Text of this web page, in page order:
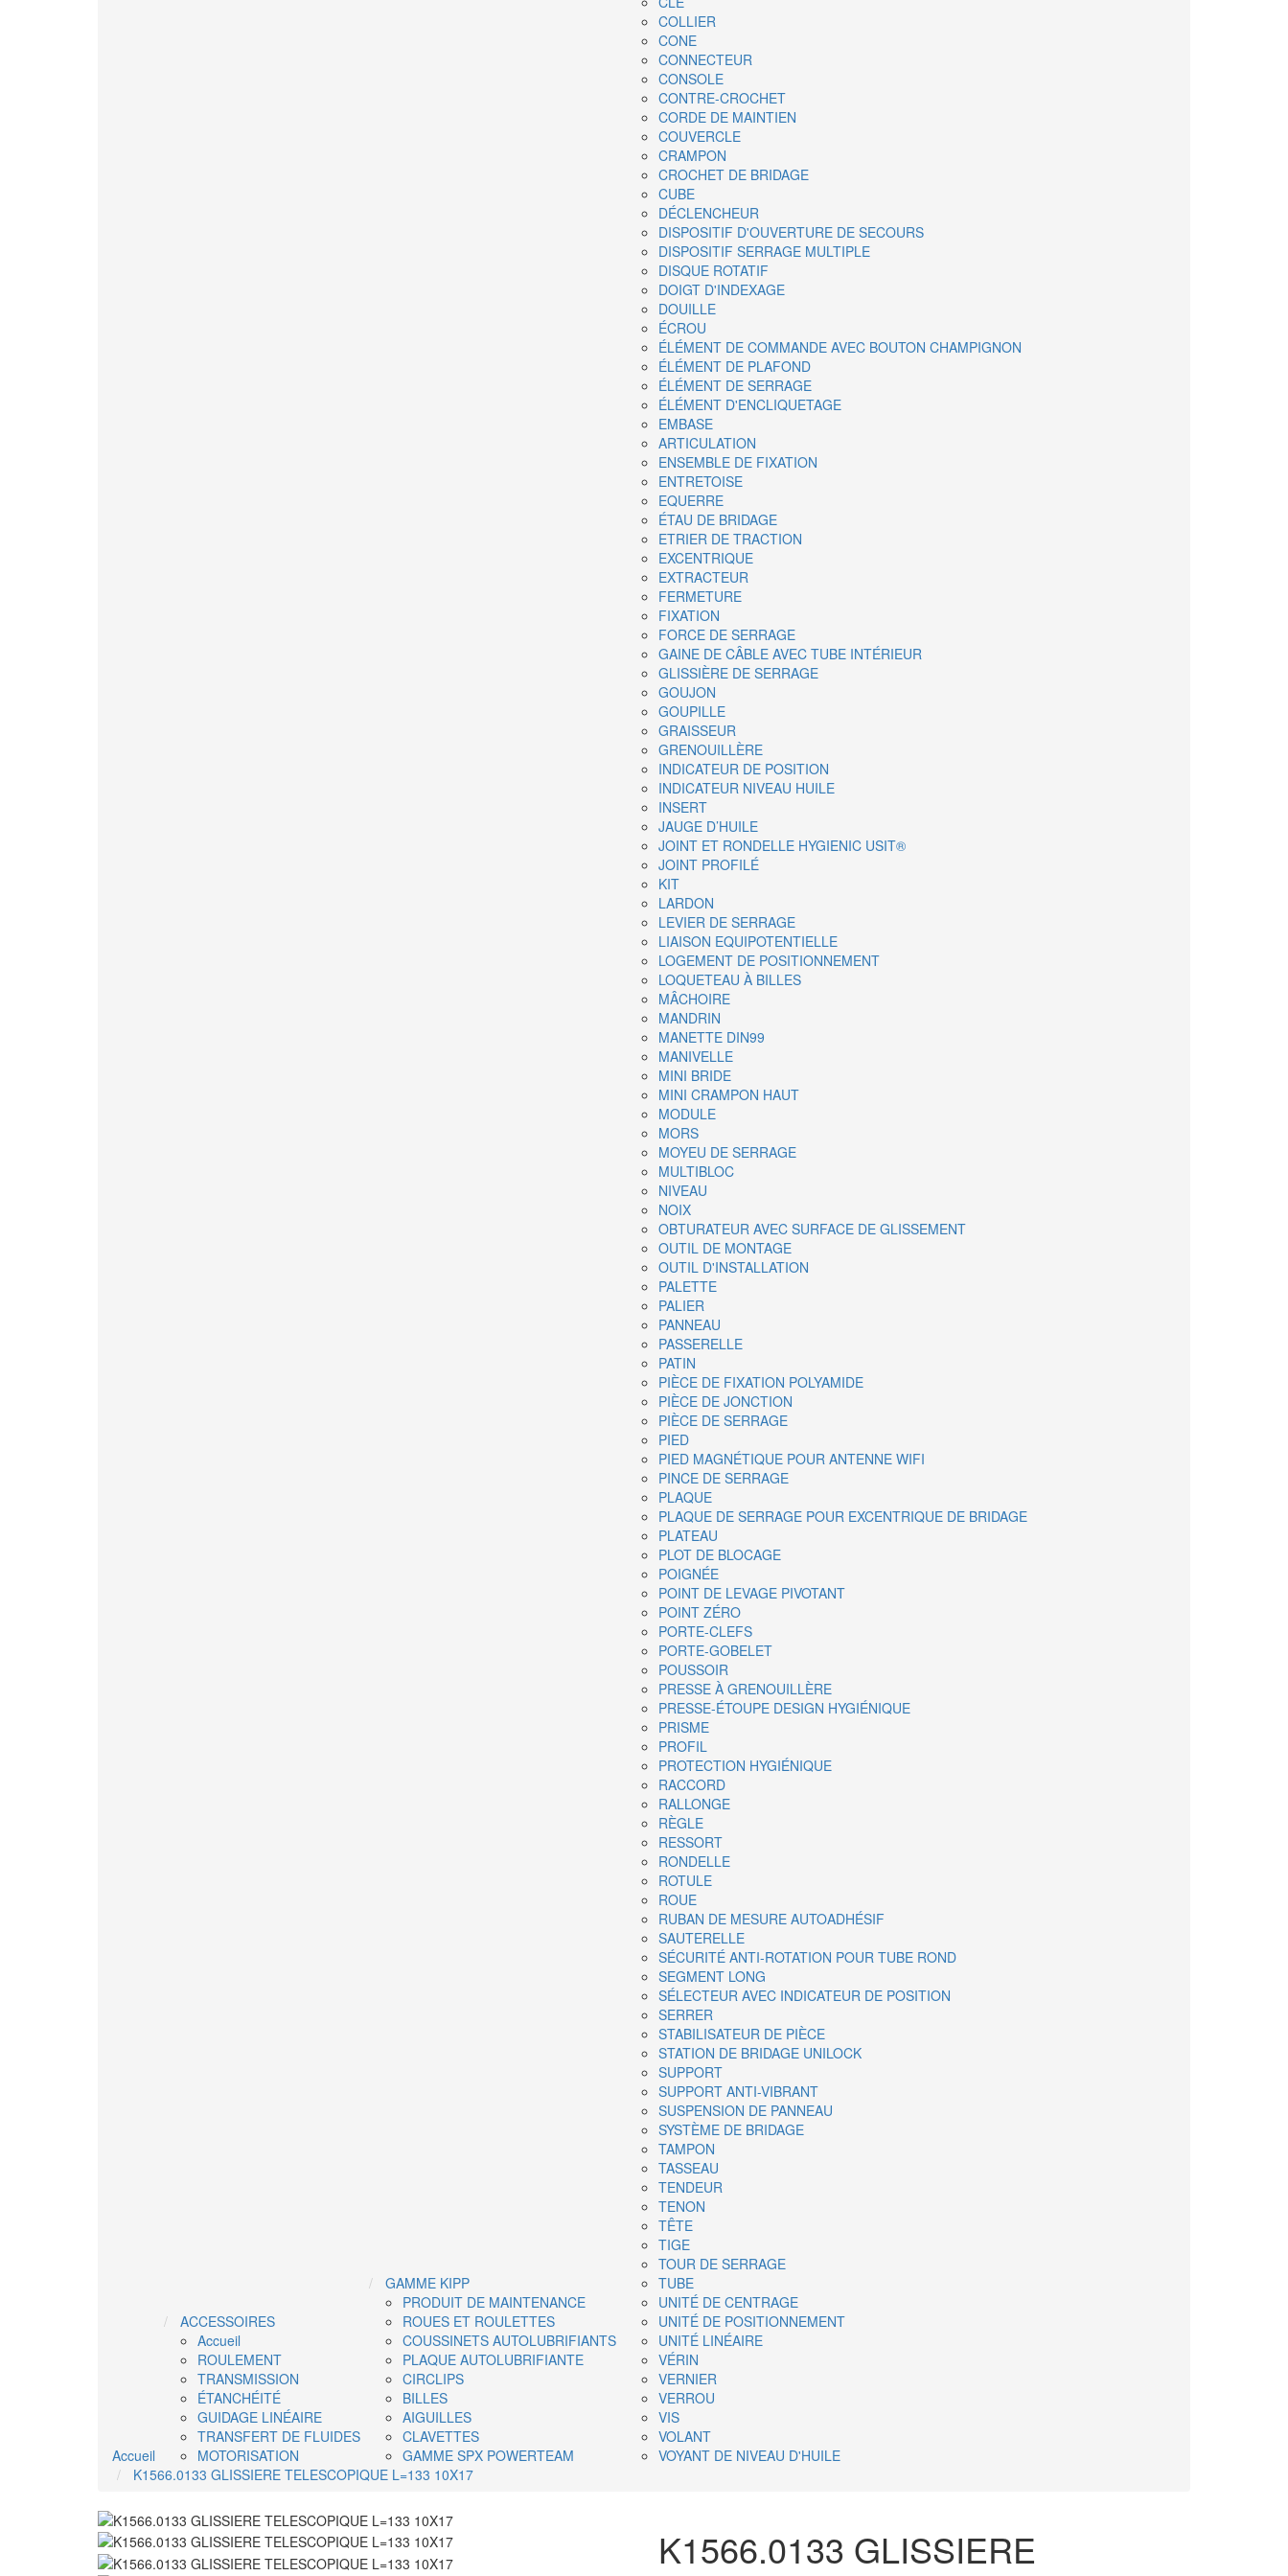
Accueil
ACCESSOIRES
Accueil
ROULEMENT
TRANSMISSION
ÉTANCHÉITÉ
GUIDAGE LINÉAIRE
TRANSFERT DE FLUIDES
MOTORISATION
GAMME KIPP
PRODUIT DE MAINTENANCE
ROUES ET ROULETTES
COUSSINETS AUTOLUBRIFIANTS
PLAQUE AUTOLUBRIFIANTE
CIRCLIPS
BILLES
AIGUILLES
CLAVETTES
GAMME SPX POWERTEAM
COLLIER
CONE
CONNECTEUR
CONSOLE
CONTRE-CROCHET
CORDE DE MAINTIEN
COUVERCLE
CRAMPON
CROCHET DE BRIDAGE
CUBE
DÉCLENCHEUR
DISPOSITIF D'OUVERTURE DE SECOURS
DISPOSITIF SERRAGE MULTIPLE
DISQUE ROTATIF
DOIGT D'INDEXAGE
DOUILLE
ÉCROU
ÉLÉMENT DE COMMANDE AVEC BOUTON CHAMPIGNON
ÉLÉMENT DE PLAFOND
ÉLÉMENT DE SERRAGE
ÉLÉMENT D'ENCLIQUETAGE
EMBASE
ARTICULATION
ENSEMBLE DE FIXATION
ENTRETOISE
EQUERRE
ÉTAU DE BRIDAGE
ETRIER DE TRACTION
EXCENTRIQUE
EXTRACTEUR
FERMETURE
FIXATION
FORCE DE SERRAGE
GAINE DE CÂBLE AVEC TUBE INTÉRIEUR
GLISSIÈRE DE SERRAGE
GOUJON
GOUPILLE
GRAISSEUR
GRENOUILLÈRE
INDICATEUR DE POSITION
INDICATEUR NIVEAU HUILE
INSERT
JAUGE D’HUILE
JOINT ET RONDELLE HYGIENIC USIT®
JOINT PROFILÉ
KIT
LARDON
LEVIER DE SERRAGE
LIAISON EQUIPOTENTIELLE
LOGEMENT DE POSITIONNEMENT
LOQUETEAU À BILLES
MÂCHOIRE
MANDRIN
MANETTE DIN99
MANIVELLE
MINI BRIDE
MINI CRAMPON HAUT
MODULE
MORS
MOYEU DE SERRAGE
MULTIBLOC
NIVEAU
NOIX
OBTURATEUR AVEC SURFACE DE GLISSEMENT
OUTIL DE MONTAGE
OUTIL D'INSTALLATION
PALETTE
PALIER
PANNEAU
PASSERELLE
PATIN
PIÈCE DE FIXATION POLYAMIDE
PIÈCE DE JONCTION
PIÈCE DE SERRAGE
PIED
PIED MAGNÉTIQUE POUR ANTENNE WIFI
PINCE DE SERRAGE
PLAQUE
PLAQUE DE SERRAGE POUR EXCENTRIQUE DE BRIDAGE
PLATEAU
PLOT DE BLOCAGE
POIGNÉE
POINT DE LEVAGE PIVOTANT
POINT ZÉRO
PORTE-CLEFS
PORTE-GOBELET
POUSSOIR
PRESSE À GRENOUILLÈRE
PRESSE-ÉTOUPE DESIGN HYGIÉNIQUE
PRISME
PROFIL
PROTECTION HYGIÉNIQUE
RACCORD
RALLONGE
RÈGLE
RESSORT
RONDELLE
ROTULE
ROUE
RUBAN DE MESURE AUTOADHÉSIF
SAUTERELLE
SÉCURITÉ ANTI-ROTATION POUR TUBE ROND
SEGMENT LONG
SÉLECTEUR AVEC INDICATEUR DE POSITION
SERRER
STABILISATEUR DE PIÈCE
STATION DE BRIDAGE UNILOCK
SUPPORT
SUPPORT ANTI-VIBRANT
SUSPENSION DE PANNEAU
SYSTÈME DE BRIDAGE
TAMPON
TASSEAU
TENDEUR
TENON
TÊTE
TIGE
TOUR DE SERRAGE
TUBE
UNITÉ DE CENTRAGE
UNITÉ DE POSITIONNEMENT
UNITÉ LINÉAIRE
VÉRIN
VERNIER
VERROU
VIS
VOLANT
VOYANT DE NIVEAU D'HUILE
K1566.0133 GLISSIERE TELESCOPIQUE L=133 10X17
K1566.0133 GLISSIERE